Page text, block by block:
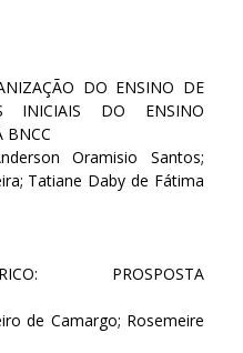
DO ENSINO DE
INICIAIS DO ENSINO
BNCC
Oramisio Santos;
Tatiane Daby de Fátima
PROSPOSTA
de Camargo; Rosemeire